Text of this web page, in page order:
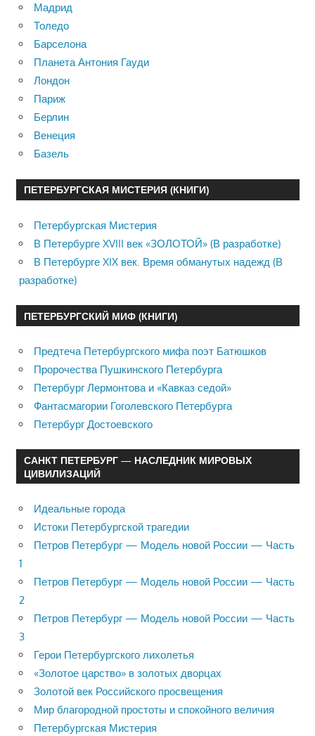
Мадрид
Толедо
Барселона
Планета Антония Гауди
Лондон
Париж
Берлин
Венеция
Базель
ПЕТЕРБУРГСКАЯ МИСТЕРИЯ (КНИГИ)
Петербургская Мистерия
В Петербурге XVIII век «ЗОЛОТОЙ» (В разработке)
В Петербурге XIX век. Время обманутых надежд (В
разработке)
ПЕТЕРБУРГСКИЙ МИФ (КНИГИ)
Предтеча Петербургского мифа поэт Батюшков
Пророчества Пушкинского Петербурга
Петербург Лермонтова и «Кавказ седой»
Фантасмагории Гоголевского Петербурга
Петербург Достоевского
САНКТ ПЕТЕРБУРГ — НАСЛЕДНИК МИРОВЫХ
ЦИВИЛИЗАЦИЙ
Идеальные города
Истоки Петербургской трагедии
Петров Петербург — Модель новой России — Часть
1
Петров Петербург — Модель новой России — Часть
2
Петров Петербург — Модель новой России — Часть
3
Герои Петербургского лихолетья
«Золотое царство» в золотых дворцах
Золотой век Российского просвещения
Мир благородной простоты и спокойного величия
Петербургская Мистерия